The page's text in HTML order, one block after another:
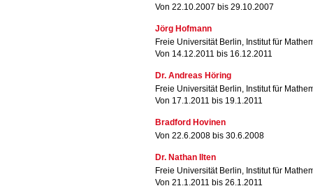
Von 22.10.2007 bis 29.10.2007
Jörg Hofmann
Freie Universität Berlin, Institut für
Von 14.12.2011 bis 16.12.2011
Dr. Andreas Höring
Freie Universität Berlin, Institut für
Von 17.1.2011 bis 19.1.2011
Bradford Hovinen
Von 22.6.2008 bis 30.6.2008
Dr. Nathan Ilten
Freie Universität Berlin, Institut für
Von 21.1.2011 bis 26.1.2011